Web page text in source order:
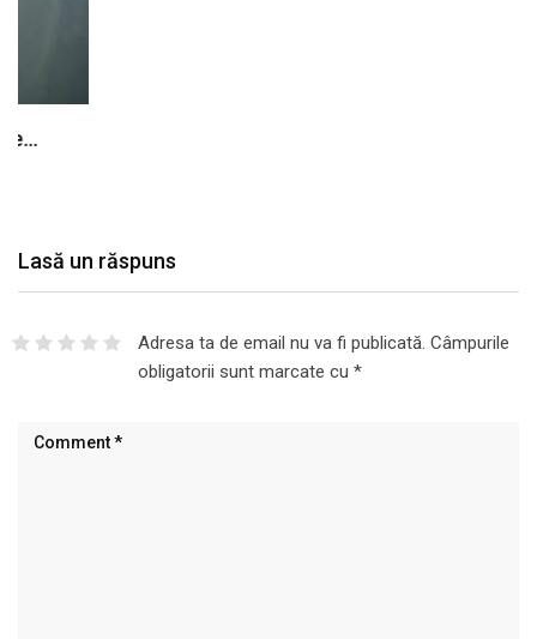
Lasă un răspuns
Adresa ta de email nu va fi publicată. Câmpurile
obligatorii sunt marcate cu *